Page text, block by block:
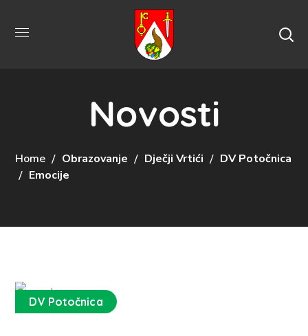
Novosti
Home Obrazovanje Dječji Vrtići
DV Potočnica
Emocije
DV Potočnica